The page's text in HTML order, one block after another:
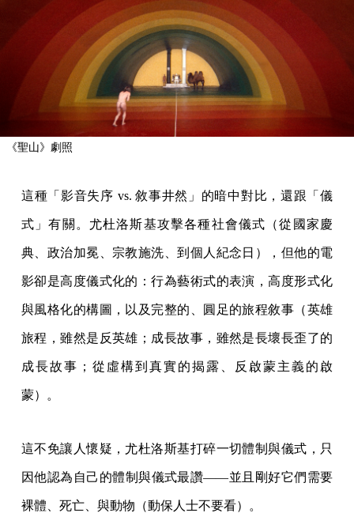
《聖山》劇照
這種「影音失序 vs. 敘事井然」的暗中對比，還跟「儀
式」有關。尤杜洛斯基攻擊各種社會儀式（從國家慶
典、政治加冕、宗教施洗、到個人紀念日），但他的電
影卻是高度儀式化的：行為藝術式的表演，高度形式化
與風格化的構圖，以及完整的、圓足的旅程敘事（英雄
旅程，雖然是反英雄；成長故事，雖然是長壞長歪了的
成長故事；從虛構到真實的揭露、反啟蒙主義的啟
蒙）。
這不免讓人懷疑，尤杜洛斯基打碎一切體制與儀式，只
因他認為自己的體制與儀式最讚——並且剛好它們需要
裸體、死亡、與動物（動保人士不要看）。